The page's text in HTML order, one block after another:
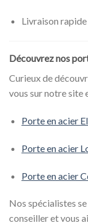
Livraison
Découvrez nos
Curieux de
vous sur notre site
Porte en acier
Porte en acier
Porte en acier
Nos spécialistes
conseiller et vous